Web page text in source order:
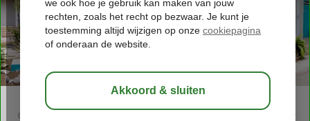
09:00 bewaar